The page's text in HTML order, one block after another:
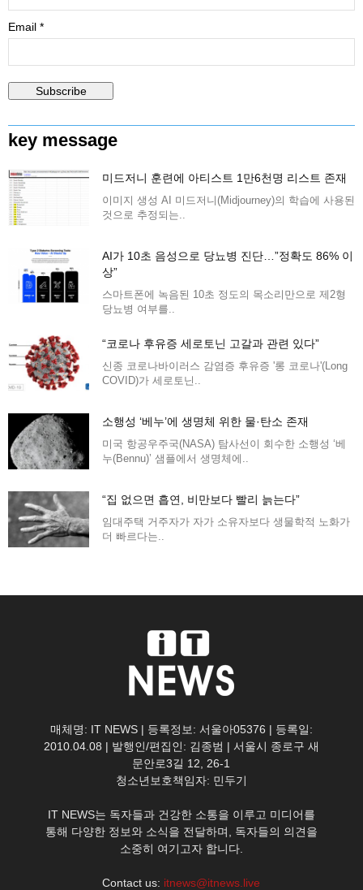
Email *
key message
미드저니 훈련에 아티스트 1만6천명 리스트 존재
이미지 생성 AI 미드저니(Midjourney)의 학습에 사용된
것으로 추정되는..
AI가 10초 음성으로 당뇨병 진단…”정확도 86% 이
상”
스마트폰에 녹음된 10초 정도의 목소리만으로 제2형
당뇨병 여부를..
“코로나 후유증 세로토닌 고갈과 관련 있다”
신종 코로나바이러스 감염증 후유증 '롱 코로나'(Long
COVID)가 세로토닌..
소행성 ‘베누’에 생명체 위한 물·탄소 존재
미국 항공우주국(NASA) 탐사선이 회수한 소행성 ‘베
누(Bennu)’ 샘플에서 생명체에..
“집 없으면 흡연, 비만보다 빨리 늙는다”
임대주택 거주자가 자가 소유자보다 생물학적 노화가
더 빠르다는..
매체명: IT NEWS | 등록정보: 서울아05376 | 등록일:
2010.04.08 | 발행인/편집인: 김종범 | 서울시 종로구 새
문안로3길 12, 26-1
청소년보호책임자: 민두기
IT NEWS는 독자들과 건강한 소통을 이루고 미디어를
통해 다양한 정보와 소식을 전달하며, 독자들의 의견을
소중히 여기고자 합니다.
Contact us: itnews@itnews.live